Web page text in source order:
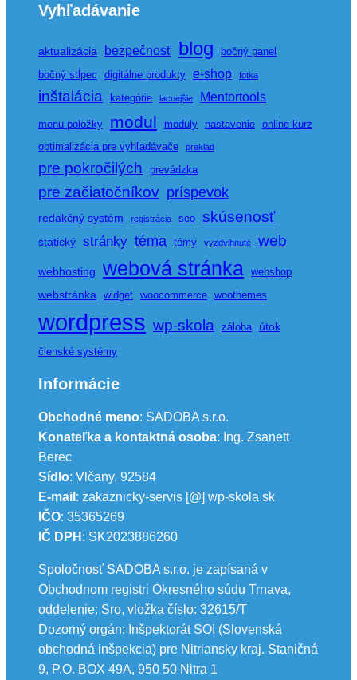
Vyhľadávanie
aktualizácia bezpečnosť blog
bočný panel
bočný stĺpec
digitálne produkty e-shop fotka
inštalácia kategórie lacnejšie Mentortools
menu položky modul moduly nastavenie online kurz
optimalizácia pre vyhľadávače
preklad
pre pokročilých prevádzka
pre začiatočníkov príspevok
redakčný systém registrácia seo skúsenosť
statický stránky téma témy vyzdvihnuté web
webhosting webová stránka webshop
webstránka widget woocommerce woothemes
wordpress wp-skola záloha útok
členské systémy
Informácie
Obchodné meno: SADOBA s.r.o.
Konateľka a kontaktná osoba: Ing. Zsanett
Berec
Sídlo: Vlčany, 92584
E-mail : zakaznicky-servis [@] wp-skola.sk
IČO: 35365269
IČ DPH : SK2023886260
Spoločnosť SADOBA s.r.o. je zapísaná v
Obchodnom registri Okresného súdu Trnava,
oddelenie: Sro, vložka číslo: 32615/T
Dozorný orgán: Inšpektorát SOI (Slovenská
obchodná inšpekcia) pre Nitriansky kraj. Staničná
9, P.O. BOX 49A, 950 50 Nitra 1